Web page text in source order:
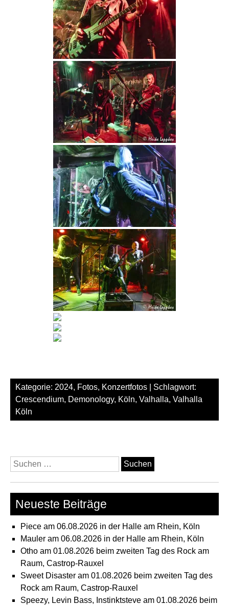
Kategorie: 2024, Fotos, Konzertfotos | Schlagwort:
Crescendium, Demonology, Köln, Valhalla, Valhalla
Köln
Suchen
nach:
Neueste Beiträge
Piece am 06.08.2026 in der Halle am Rhein, Köln
Mauler am 06.08.2026 in der Halle am Rhein, Köln
Otho am 01.08.2026 beim zweiten Tag des Rock am
Raum, Castrop-Rauxel
Sweet Disaster am 01.08.2026 beim zweiten Tag des
Rock am Raum, Castrop-Rauxel
Speezy, Levin Bass, Instinktsteve am 01.08.2026 beim